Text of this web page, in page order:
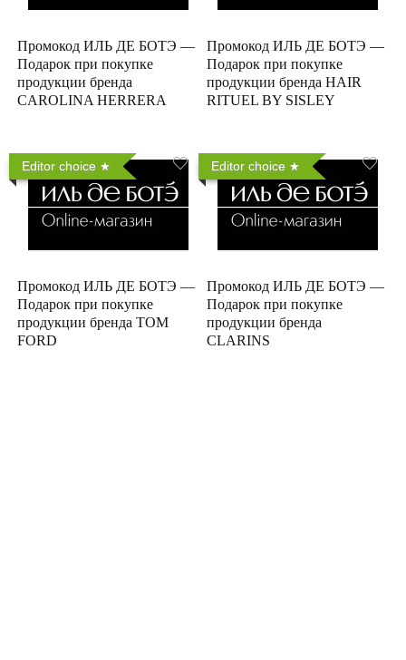
Промокод ИЛЬ ДЕ БОТЭ —
Подарок при покупке
продукции бренда
CAROLINA HERRERA
Промокод ИЛЬ ДЕ БОТЭ —
Подарок при покупке
продукции бренда HAIR
RITUEL BY SISLEY
Editor choice
Промокод ИЛЬ ДЕ БОТЭ —
Подарок при покупке
продукции бренда TOM
FORD
Editor choice
Промокод ИЛЬ ДЕ БОТЭ —
Подарок при покупке
продукции бренда
CLARINS